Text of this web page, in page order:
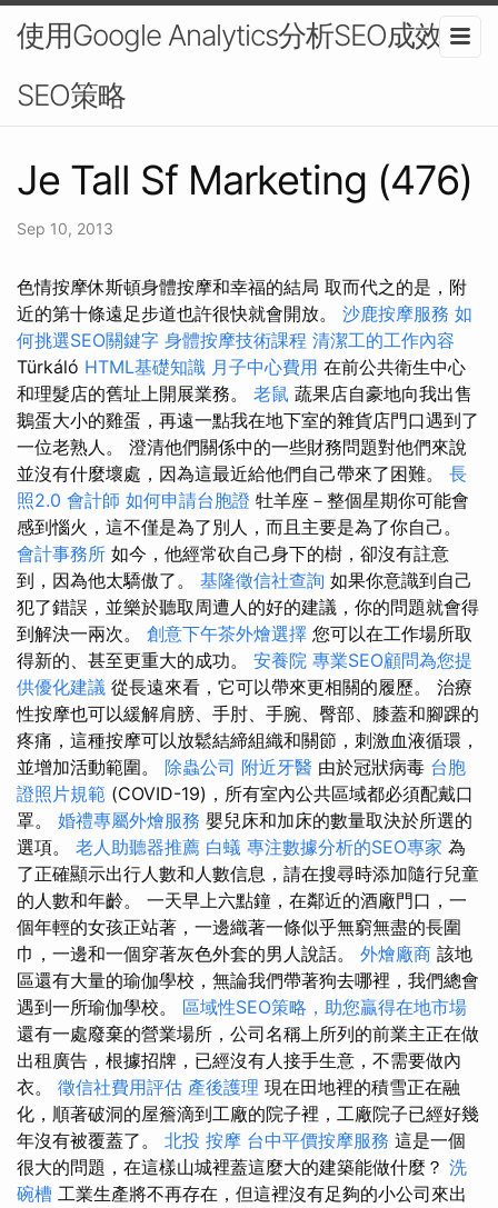
使用Google Analytics分析SEO成效-
SEO策略
Je Tall Sf Marketing (476)
Sep 10, 2013
色情按摩休斯頓️身體按摩和幸福的結局 取而代之的是，附
近的第十條遠足步道也許很快就會開放。 沙鹿按摩服務 如
何挑選SEO關鍵字 身體按摩技術課程 清潔工的工作內容
Türkáló HTML基礎知識 月子中心費用 在前公共衛生中心
和理髮店的舊址上開展業務。 老鼠 蔬果店自豪地向我出售
鵝蛋大小的雞蛋，再遠一點我在地下室的雜貨店門口遇到了
一位老熟人。 澄清他們關係中的一些財務問題對他們來說
並沒有什麼壞處，因為這最近給他們自己帶來了困難。 長
照2.0 會計師 如何申請台胞證 牡羊座－整個星期你可能會
感到惱火，這不僅是為了別人，而且主要是為了你自己。
會計事務所 如今，他經常砍自己身下的樹，卻沒有註意
到，因為他太驕傲了。 基隆徵信社查詢 如果你意識到自己
犯了錯誤，並樂於聽取周遭人的好的建議，你的問題就會得
到解決一兩次。 創意下午茶外燴選擇 您可以在工作場所取
得新的、甚至更重大的成功。 安養院 專業SEO顧問為您提
供優化建議 從長遠來看，它可以帶來更相關的履歷。 治療
性按摩也可以緩解肩膀、手肘、手腕、臀部、膝蓋和腳踝的
疼痛，這種按摩可以放鬆結締組織和關節，刺激血液循環，
並增加活動範圍。 除蟲公司 附近牙醫 由於冠狀病毒 台胞
證照片規範 (COVID-19)，所有室內公共區域都必須配戴口
罩。 婚禮專屬外燴服務 嬰兒床和加床的數量取決於所選的
選項。 老人助聽器推薦 白蟻 專注數據分析的SEO專家 為
了正確顯示出行人數和人數信息，請在搜尋時添加隨行兒童
的人數和年齡。 一天早上六點鐘，在鄰近的酒廠門口，一
個年輕的女孩正站著，一邊織著一條似乎無窮無盡的長圍
巾，一邊和一個穿著灰色外套的男人說話。 外燴廠商 該地
區還有大量的瑜伽學校，無論我們帶著狗去哪裡，我們總會
遇到一所瑜伽學校。 區域性SEO策略，助您贏得在地市場
還有一處廢棄的營業場所，公司名稱上所列的前業主正在做
出租廣告，根據招牌，已經沒有人接手生意，不需要做內
衣。 徵信社費用評估 產後護理 現在田地裡的積雪正在融
化，順著破洞的屋簷滴到工廠的院子裡，工廠院子已經好幾
年沒有被覆蓋了。 北投 按摩 台中平價按摩服務 這是一個
很大的問題，在這樣山城裡蓋這麼大的建築能做什麼？ 洗
碗槽 工業生產將不再存在，但這裡沒有足夠的小公司來出